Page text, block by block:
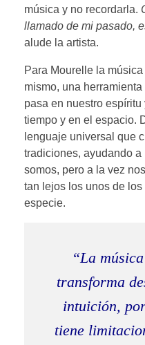
música y no recordarla.
llamado de mi pasado,
alude la artista.
Para Mourelle la
mismo, una
pasa en nuestro
tiempo y en el espacio.
lenguaje universal que
tradiciones, ayudando
somos, pero a la vez
tan lejos los unos de
especie.
“La
transforma
intuición,
tiene